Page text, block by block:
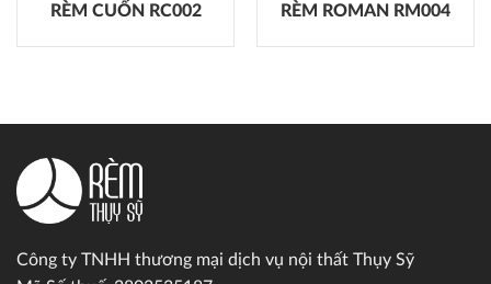
RÈM CUỐN RC002 RÈM ROMAN RM004
Công ty TNHH thương mại dịch vụ nội thất Thụy Sỹ